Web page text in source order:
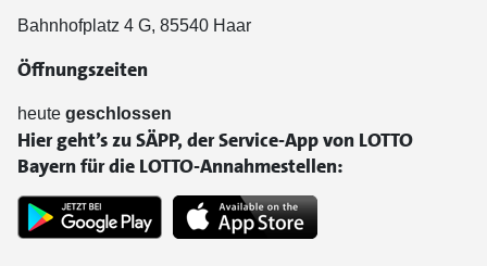
Bahnhofplatz 4 G, 85540 Haar
Öffnungszeiten
heute geschlossen
Hier geht’s zu SÄPP, der Service-App von LOTTO
Bayern für die LOTTO-Annahmestellen: